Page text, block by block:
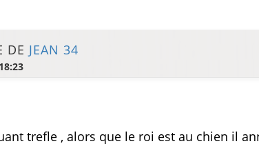
DE JEAN 34
trefle , alors que le roi est au chien il